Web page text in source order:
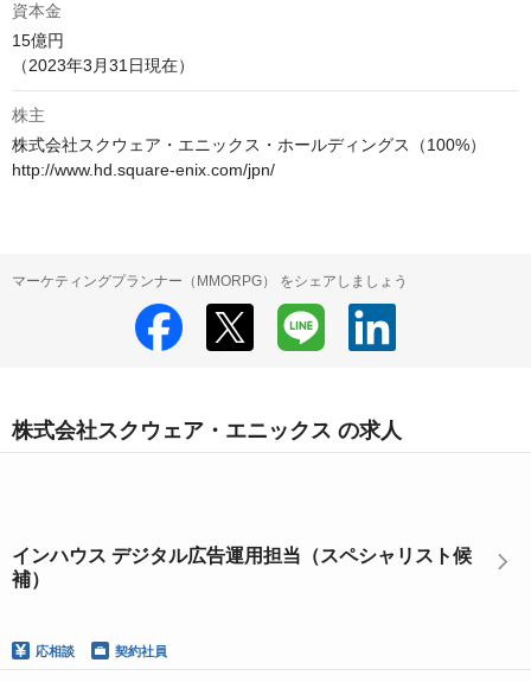
資本金
15億円
（2023年3月31日現在）
株主
株式会社スクウェア・エニックス・ホールディングス（100%）
http://www.hd.square-enix.com/jpn/
マーケティングプランナー（MMORPG） をシェアしましょう
株式会社スクウェア・エニックス の求人
インハウス デジタル広告運用担当（スペシャリスト候
補）
応相談 契約社員